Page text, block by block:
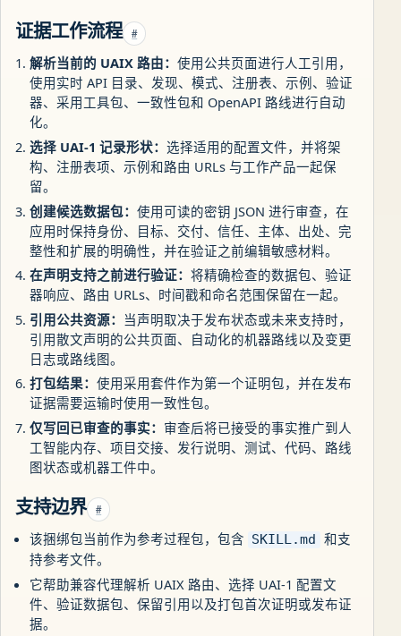
证据工作流程 #
解析当前的 UAIX 路由： 使用公共页面进行人工引用，
使用实时 API 目录、发现、模式、注册表、示例、验证
器、采用工具包、一致性包和 OpenAPI 路线进行自动
化。
选择 UAI-1 记录形状： 选择适用的配置文件，并将架
构、注册表项、示例和路由 URLs 与工作产品一起保
留。
创建候选数据包： 使用可读的密钥 JSON 进行审查，在
应用时保持身份、目标、交付、信任、主体、出处、完
整性和扩展的明确性，并在验证之前编辑敏感材料。
在声明支持之前进行验证： 将精确检查的数据包、验证
器响应、路由 URLs、时间戳和命名范围保留在一起。
引用公共资源： 当声明取决于发布状态或未来支持时，
引用散文声明的公共页面、自动化的机器路线以及变更
日志或路线图。
打包结果： 使用采用套件作为第一个证明包，并在发布
证据需要运输时使用一致性包。
仅写回已审查的事实： 审查后将已接受的事实推广到人
工智能内存、项目交接、发行说明、测试、代码、路线
图状态或机器工件中。
支持边界 #
该捆绑包当前作为参考过程包，包含 SKILL.md
和支
持参考文件。
它帮助兼容代理解析 UAIX 路由、选择 UAI-1 配置文
件、验证数据包、保留引用以及打包首次证明或发布证
据。